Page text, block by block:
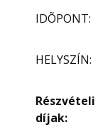
IDÕPONT:
HELYSZÍN:
Részvételi
díjak: